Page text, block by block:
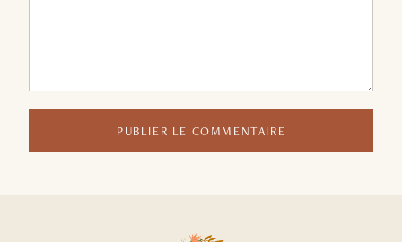
PUBLIER LE COMMENTAIRE